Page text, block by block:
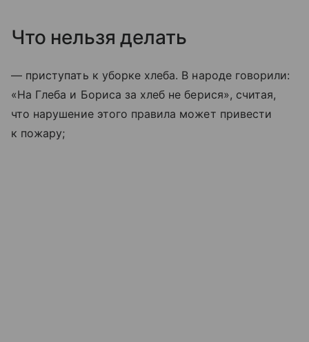
Что нельзя делать
— приступать к уборке хлеба. В народе говорили:
«На Глеба и Бориса за хлеб не берися», считая,
что нарушение этого правила может привести
к пожару;